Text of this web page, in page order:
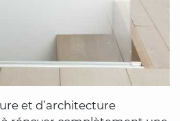
et d’architecture